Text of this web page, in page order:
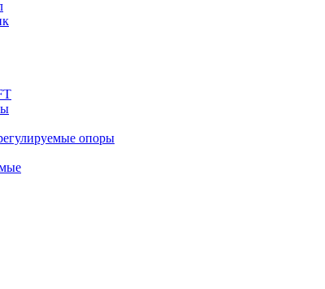
опоры